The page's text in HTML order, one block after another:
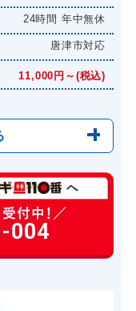
24時間 年中無休
唐津市対応
11,000円～(税込)
6,600円～(税込)
14,300円～(税込)
13,200円～(税込)
004